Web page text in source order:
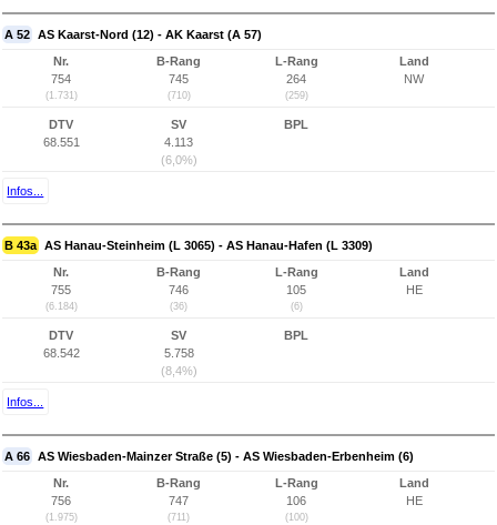
A 52 AS Kaarst-Nord (12) - AK Kaarst (A 57)
Nr.
754
(1.731)
B-Rang
745
(710)
L-Rang
264
(259)
Land
NW
DTV
68.551
SV
4.113
(6,0%)
BPL
Infos...
B 43a AS Hanau-Steinheim (L 3065) - AS Hanau-Hafen (L 3309)
Nr.
755
(6.184)
B-Rang
746
(36)
L-Rang
105
(6)
Land
HE
DTV
68.542
SV
5.758
(8,4%)
BPL
Infos...
A 66 AS Wiesbaden-Mainzer Straße (5) - AS Wiesbaden-Erbenheim (6)
Nr.
756
(1.975)
B-Rang
747
(711)
L-Rang
106
(100)
Land
HE